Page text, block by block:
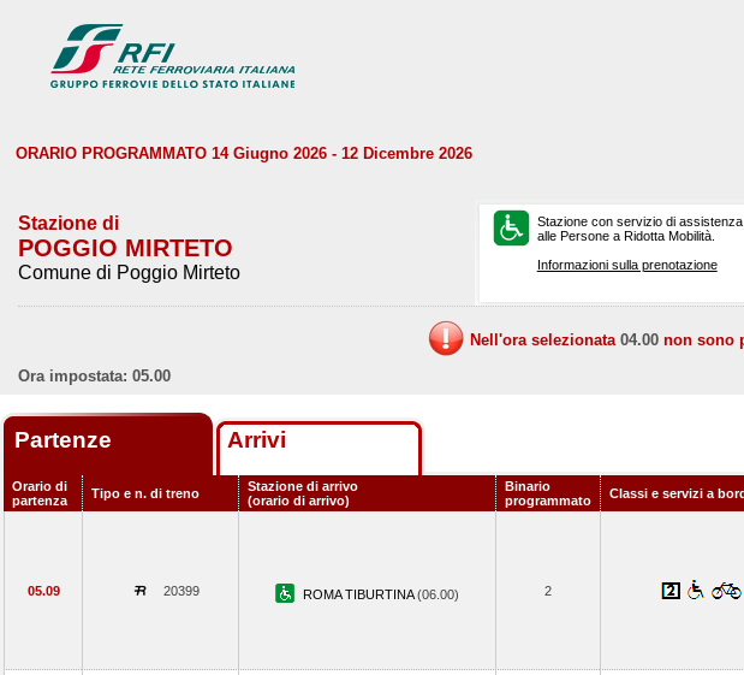
ORARIO PROGRAMMATO 14 Giugno 2026 - 12 Dicembre 2026
Stazione di
POGGIO MIRTETO
Comune di Poggio Mirteto
Stazione con servizio di assistenza
alle Persone a Ridotta Mobilità.
Informazioni sulla prenotazione
Nell'ora selezionata 04.00 non sono
Ora impostata: 05.00
Partenze Arrivi
Orario di
partenza
Tipo e n. di treno
Stazione di arrivo
(orario di arrivo)
Binario
programmato
Classi e servizi a
05.09 20399 ROMA TIBURTINA(06.00) 2